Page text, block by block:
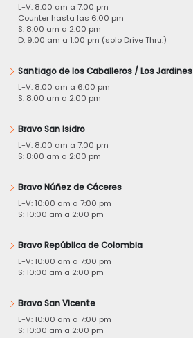
L-V: 8:00 am a 7:00 pm
Counter hasta las 6:00 pm
S: 8:00 am a 2:00 pm
D: 9:00 am a 1:00 pm (solo Drive Thru.)
Santiago de los Caballeros / Los Jardines
L-V: 8:00 am a 6:00 pm
S: 8:00 am a 2:00 pm
Bravo San Isidro
L-V: 8:00 am a 7:00 pm
S: 8:00 am a 2:00 pm
Bravo Núñez de Cáceres
L-V: 10:00 am a 7:00 pm
S: 10:00 am a 2:00 pm
Bravo República de Colombia
L-V: 10:00 am a 7:00 pm
S: 10:00 am a 2:00 pm
Bravo San Vicente
L-V: 10:00 am a 7:00 pm
S: 10:00 am a 2:00 pm